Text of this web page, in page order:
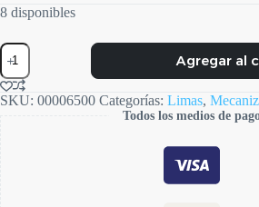
8 disponibles
LIMA
FANTA
C-
FILE
FLEX
Agregar al
SKU: 00006500 Categorías: Limas,
Todos los medios de